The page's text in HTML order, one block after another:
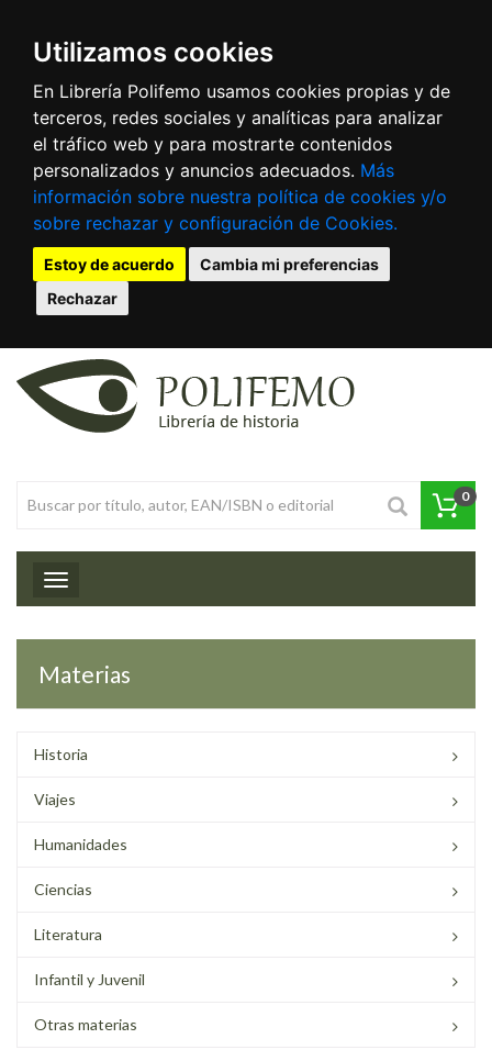
Utilizamos cookies
En Librería Polifemo usamos cookies propias y de
terceros, redes sociales y analíticas para analizar
el tráfico web y para mostrarte contenidos
personalizados y anuncios adecuados. Más
información sobre nuestra política de cookies y/o
sobre rechazar y configuración de Cookies.
Estoy de acuerdo
Cambia mi preferencias
Rechazar
0
Toggle navigation
Materias
Historia
Viajes
Humanidades
Ciencias
Literatura
Infantil y Juvenil
Otras materias